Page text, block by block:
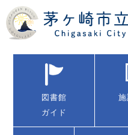
図書館
ガイド
施